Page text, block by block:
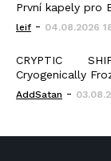
První kapely pro
leif - 04.08.2026
CRYPTIC
Cryogenically
AddSatan -